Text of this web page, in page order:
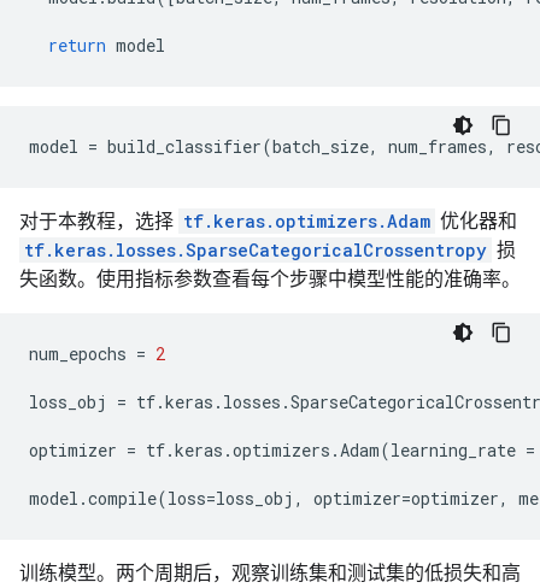
return model
model = build_classifier(batch_size, num_frames,
对于本教程，选择 tf.keras.optimizers.Adam 优化器和
tf.keras.losses.SparseCategoricalCrossentropy 损
失函数。使用指标参数查看每个步骤中模型性能的准确率。
num_epochs = 2
loss_obj = tf.keras . losses .
optimizer = tf.keras .optimizers . Adam(learning_rate =
model .compile(loss=loss_obj , optimizer=optimizer,
训练模型。两个周期后，观察训练集和测试集的低损失和高